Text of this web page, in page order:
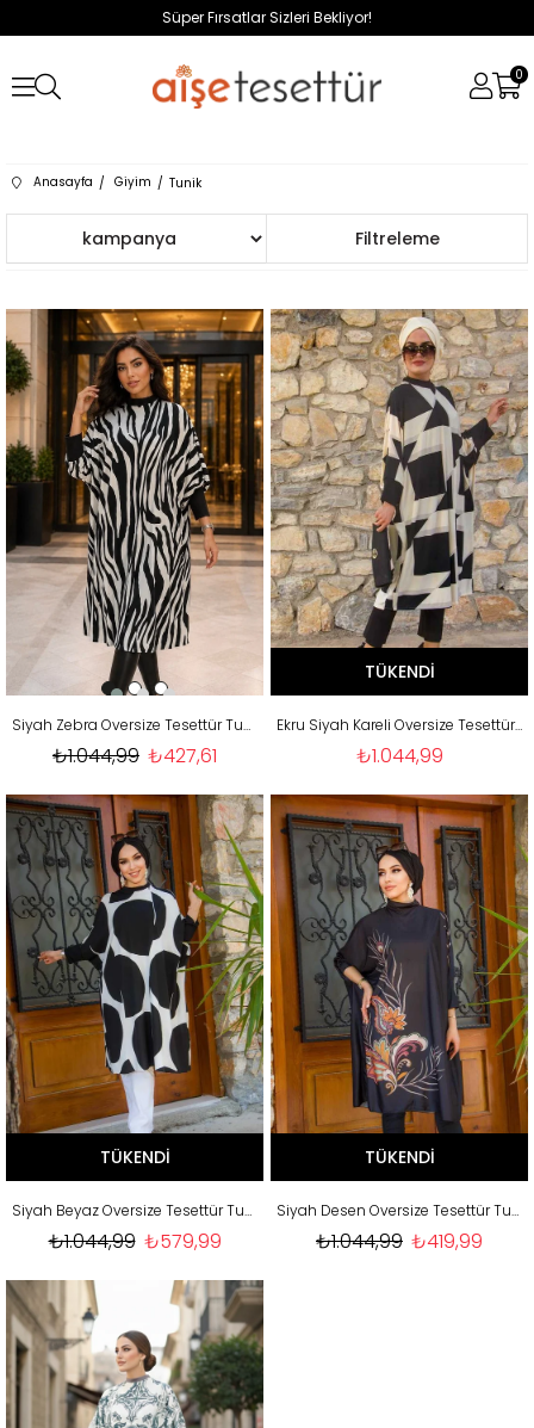
Süper Fırsatlar Sizleri Bekliyor!
0
Anasayfa Giyim Tunik
Filtreleme
Sıralama
Siyah Zebra Oversize Tesettür Tunik
₺427,61
₺1.044,99
TÜKENDI
Ekru Siyah Kareli Oversize Tesettür Tunik
₺1.044,99
TÜKENDI
Siyah Beyaz Oversize Tesettür Tunik
₺579,99
₺1.044,99
TÜKENDI
Siyah Desen Oversize Tesettür Tunik
₺419,99
₺1.044,99